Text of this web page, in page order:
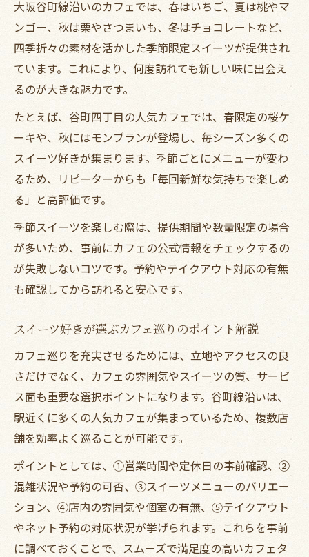
大阪谷町線沿いのカフェでは、春はいちご、夏は桃やマ
ンゴー、秋は栗やさつまいも、冬はチョコレートなど、
四季折々の素材を活かした季節限定スイーツが提供され
ています。これにより、何度訪れても新しい味に出会え
るのが大きな魅力です。
たとえば、谷町四丁目の人気カフェでは、春限定の桜ケ
ーキや、秋にはモンブランが登場し、毎シーズン多くの
スイーツ好きが集まります。季節ごとにメニューが変わ
るため、リピーターからも「毎回新鮮な気持ちで楽しめ
る」と高評価です。
季節スイーツを楽しむ際は、提供期間や数量限定の場合
が多いため、事前にカフェの公式情報をチェックするの
が失敗しないコツです。予約やテイクアウト対応の有無
も確認してから訪れると安心です。
スイーツ好きが選ぶカフェ巡りのポイント解説
カフェ巡りを充実させるためには、立地やアクセスの良
さだけでなく、カフェの雰囲気やスイーツの質、サービ
ス面も重要な選択ポイントになります。谷町線沿いは、
駅近くに多くの人気カフェが集まっているため、複数店
舗を効率よく巡ることが可能です。
ポイントとしては、①営業時間や定休日の事前確認、②
混雑状況や予約の可否、③スイーツメニューのバリエー
ション、④店内の雰囲気や個室の有無、⑤テイクアウト
やネット予約の対応状況が挙げられます。これらを事前
に調べておくことで、スムーズで満足度の高いカフェタ